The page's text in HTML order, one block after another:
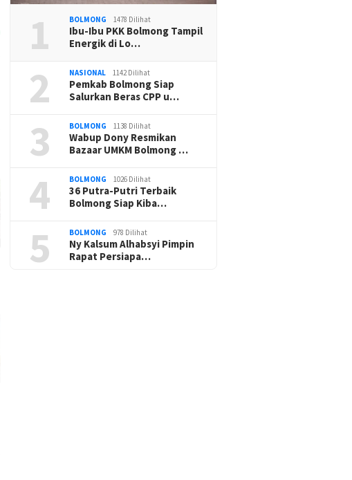
1 BOLMONG 1478 Dilihat
Ibu-Ibu PKK Bolmong Tampil
Energik di Lo…
2 NASIONAL 1142 Dilihat
Pemkab Bolmong Siap
Salurkan Beras CPP u…
3 BOLMONG 1138 Dilihat
Wabup Dony Resmikan
Bazaar UMKM Bolmong …
4 BOLMONG 1026 Dilihat
36 Putra-Putri Terbaik
Bolmong Siap Kiba…
5 BOLMONG 978 Dilihat
Ny Kalsum Alhabsyi Pimpin
Rapat Persiapa…